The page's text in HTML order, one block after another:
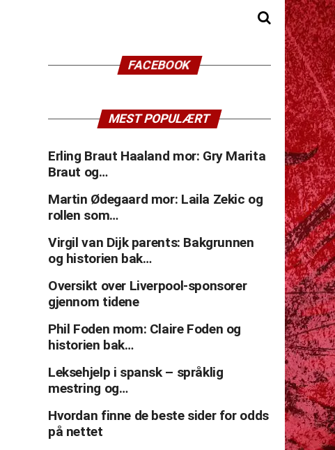
FACEBOOK
MEST POPULÆRT
Erling Braut Haaland mor: Gry Marita
Braut og…
Martin Ødegaard mor: Laila Zekic og
rollen som…
Virgil van Dijk parents: Bakgrunnen
og historien bak…
Oversikt over Liverpool-sponsorer
gjennom tidene
Phil Foden mom: Claire Foden og
historien bak…
Leksehjelp i spansk – språklig
mestring og…
Hvordan finne de beste sider for odds
på nettet